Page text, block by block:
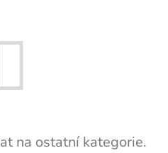
na ostatní kategorie.